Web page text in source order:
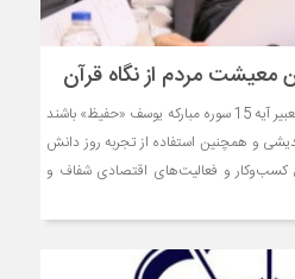
مردم از نگاه قرآن
زمامداران حکومت اسلامی باید به تعبیر آیه 15 سوره مبارکه یوسف «حفیظ» باشند
و همچنین استفاده از تجربه روز دانش
کسب‌وکار و فعالیت‌های اقتصادی شفاف و